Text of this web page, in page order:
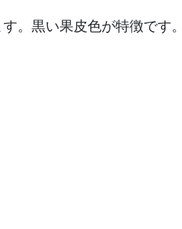
。黒い果皮色が特徴です。